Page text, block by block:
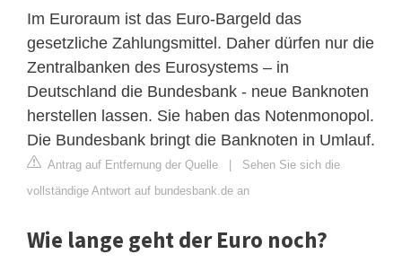
Im Euroraum ist das Euro-Bargeld das
gesetzliche Zahlungsmittel. Daher dürfen nur die
Zentralbanken des Eurosystems – in
Deutschland die Bundesbank - neue Banknoten
herstellen lassen. Sie haben das Notenmonopol.
Die Bundesbank bringt die Banknoten in Umlauf.
Antrag auf Entfernung der Quelle | Sehen Sie sich die
vollständige Antwort auf bundesbank.de an
Wie lange geht der Euro noch?